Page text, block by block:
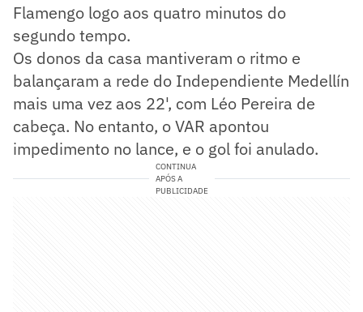
Flamengo logo aos quatro minutos do
segundo tempo.
Os donos da casa mantiveram o ritmo e
balançaram a rede do Independiente Medellín
mais uma vez aos 22', com Léo Pereira de
cabeça. No entanto, o VAR apontou
impedimento no lance, e o gol foi anulado.
CONTINUA
APÓS A
PUBLICIDADE